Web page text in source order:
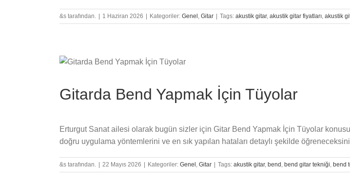
&s tarafından. 1 Haziran 2026 Kategoriler: Genel , Gitar Tags: akustik gitar, akustik gitar fiyatları, akustik
Gitarda Bend Yapmak İçin Tüyolar
Erturgut Sanat ailesi olarak bugün sizler için Gitar Bend Yapmak İçin Tüyolar
doğru uygulama yöntemlerini ve en sık yapılan hataları detaylı şekilde
&s tarafından. 22 Mayıs 2026 Kategoriler: Genel , Gitar Tags: akustik gitar, bend , bend gitar tekniği, bend